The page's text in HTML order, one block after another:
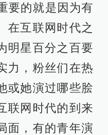
要的就是因为有
在互联网时代之
明星百分之百要
力，粉丝们在热
或她演过哪些脍
联网时代的到来
面，有的青年演